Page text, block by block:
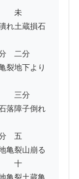
　未
れ土蔵損石
　二分
裂地下より
　三分
落障子倒れ
　五
亀裂山崩る
　十